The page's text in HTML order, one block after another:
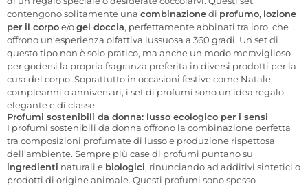
contengono solitamente una combinazionedi profumo, lozione
per il corpoe/ogel doccia, perfettamente abbinati tra loro, che
offrono un’esperienza olfattiva lussuosa a 360 gradi. Un set di
questo tipo non è solo pratico, ma anche un modo meraviglioso
per godersi la propria fragranza preferita in diversi prodotti per la
cura del corpo. Soprattutto in occasioni festive come Natale,
compleanni o anniversari, i set di profumi sono un’idea regalo
elegante e di classe.
Profumi sostenibili da donna: lusso ecologico per i sensi
I profumi sostenibili da donna offrono la combinazione perfetta
tra composizioni profumate di lusso e produzione rispettosa
dell’ambiente. Sempre più case di profumi puntano su
ingredienti naturali e biologici, rinunciando ad additivi sintetici o
prodotti di origine animale. Questi profumi sono spesso